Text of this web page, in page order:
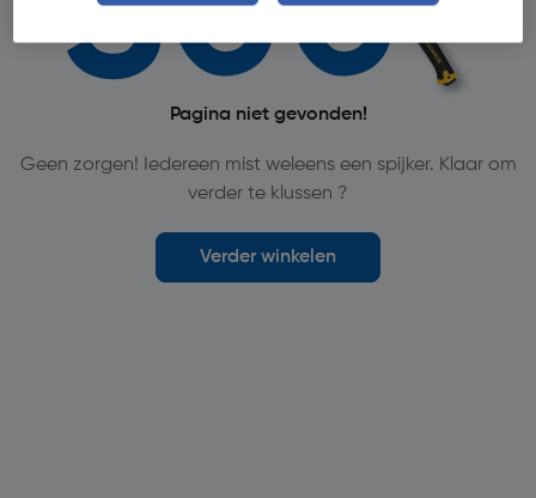
Pagina niet gevonden!
Geen zorgen! Iedereen mist weleens een spijker. Klaar om
verder te klussen ?
Verder winkelen